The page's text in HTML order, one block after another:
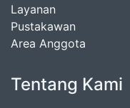
Layanan
Pustakawan
Area Anggota
Tentang Kami